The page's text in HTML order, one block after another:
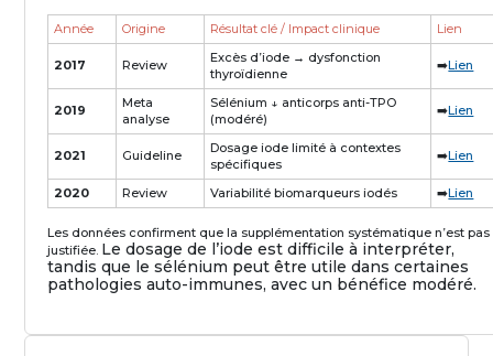
Année Origine Résultat clé / Impact clinique Lien
2017 Review
Excès d’iode → dysfonction
thyroïdienne
➡️Lien
2019
Meta
analyse
Sélénium ↓ anticorps anti-TPO
(modéré)
➡️Lien
2021 Guideline
Dosage iode limité à contextes
spécifiques
➡️Lien
2020 Review Variabilité biomarqueurs iodés ➡️Lien
Les données confirment que la supplémentation systématique n’est pas
justifiée. Le dosage de l’iode est difficile à interpréter,
tandis que le sélénium peut être utile dans certaines
pathologies auto-immunes, avec un bénéfice modéré.